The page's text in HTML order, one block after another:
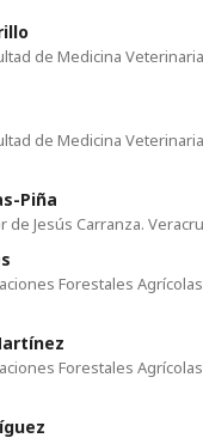
de Medicina
de Medicina
Piña
Jesús Carranza.
Forestales Agrícolas
Forestales Agrícolas